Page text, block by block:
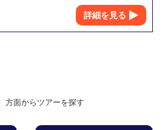
詳細を見る
方面からツアーを探す